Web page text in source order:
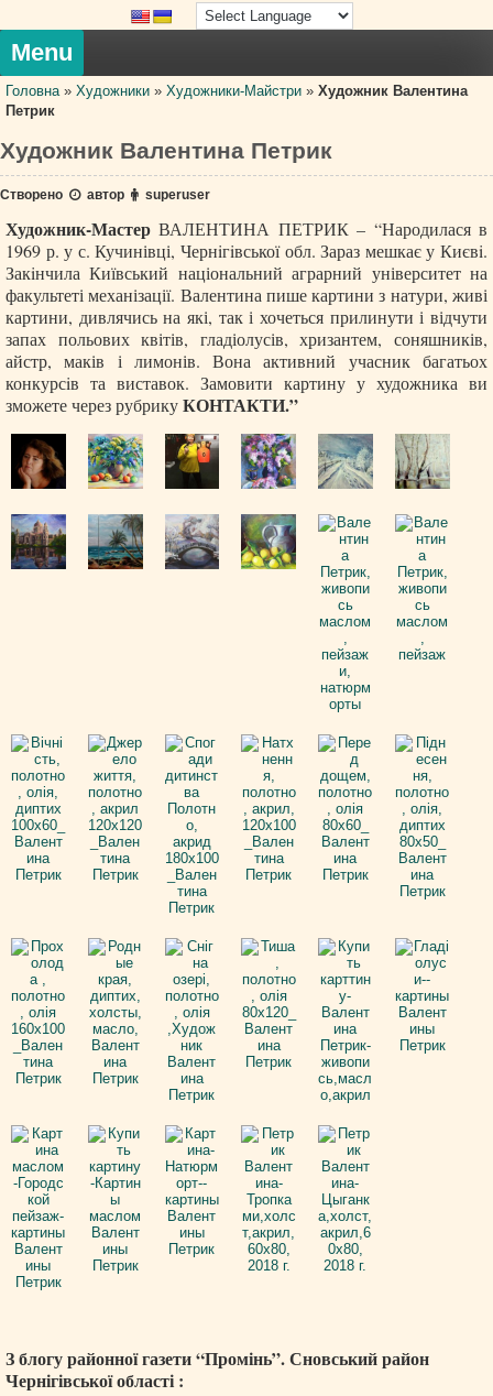
content
Menu
Головна»Художники »Художники-Майстри »Художник Валентина
Петрик
Художник Валентина Петрик
Створено автор superuser
Художник-Мастер ВАЛЕНТИНА ПЕТРИК – “Народилася в
1969 р. у с. Кучинівці, Чернiгiвської обл. Зараз мешкає у Києвi.
Закiнчила Київський національний аграрний університет на
факультеті механізації. Валентина пише картини з натури, живі
картини, дивлячись на які, так і хочеться прилинути і відчути
запах польових квітів, гладіолусів, хризантем, соняшників,
айстр, маків і лимонів. Вона активний учасник багатьох
конкурсiв та виставок. Замовити картину у художника ви
зможете через рубрикуКОНТАКТИ.”
З блогу районної газети “Промінь”. Сновський район
Чернігівської області :